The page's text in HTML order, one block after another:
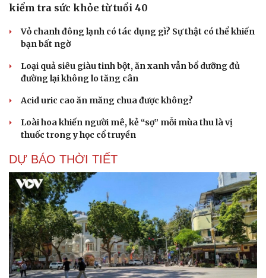
kiểm tra sức khỏe từ tuổi 40
Vỏ chanh đông lạnh có tác dụng gì? Sự thật có thể khiến
bạn bất ngờ
Loại quả siêu giàu tinh bột, ăn xanh vẫn bổ dưỡng đủ
đường lại không lo tăng cân
Acid uric cao ăn măng chua được không?
Loài hoa khiến người mê, kẻ “sợ” mỗi mùa thu là vị
thuốc trong y học cổ truyền
DỰ BÁO THỜI TIẾT